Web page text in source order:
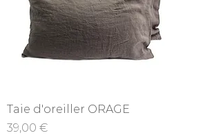
Taie d'oreiller ORAGE
Prix
39,00 €